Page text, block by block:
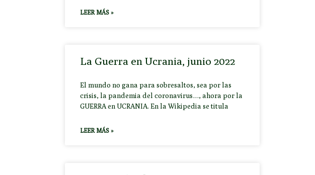
LEER MÁS »
La Guerra en Ucrania, junio 2022
El mundo no gana para sobresaltos, sea por las
crisis, la pandemia del coronavirus…, ahora por la
GUERRA en UCRANIA. En la Wikipedia se titula
LEER MÁS »